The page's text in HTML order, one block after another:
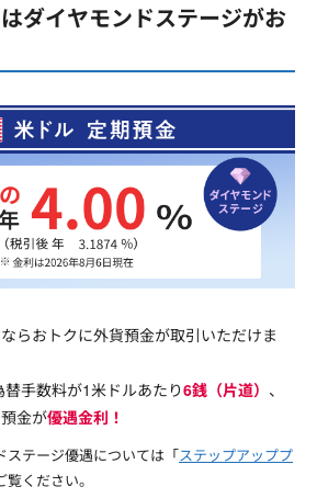
ダイヤモンドステージがお
らおトクに外貨預金が取引いただけま
手数料が1米ドルあたり6銭（片道） 、
金が優遇金利！
ステージ優遇については「ステップアッププ
覧ください。